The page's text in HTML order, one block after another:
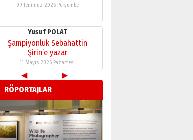
09 Temmuz 2026 Perşembe
Yusuf POLAT
Şampiyonluk Sebahattin
Şirin’e yazar
11 Mayıs 2026 Pazartesi
Neşat YALÇIN
Paranın Aile Kültüründeki Yeri
03 Ağustos 2026 Pazartesi
Yıldırım Gündoğdu
◀
▶
RÖPORTAJLAR